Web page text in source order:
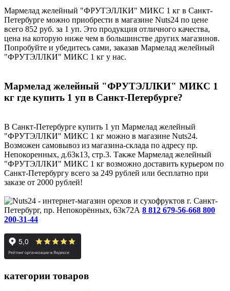
Мармелад желейный "ФРУТЭЛЛКИ" МИКС 1 кг в Санкт-
Петербурге можно приобрести в магазине Nuts24 по цене
всего 852 руб. за 1 уп. Это продукция отличного качества,
цена на которую ниже чем в большинстве других магазинов.
Попробуйте и убедитесь сами, заказав Мармелад желейный
"ФРУТЭЛЛКИ" МИКС 1 кг у нас.
Мармелад желейный "ФРУТЭЛЛКИ" МИКС 1
кг где купить 1 уп в Санкт-Петербурге?
В Санкт-Петербурге купить 1 уп Мармелад желейный
"ФРУТЭЛЛКИ" МИКС 1 кг можно в магазине Nuts24.
Возможен самовывоз из магазина-склада по адресу пр.
Непокоренных, д.63к13, стр.3. Также Мармелад желейный
"ФРУТЭЛЛКИ" МИКС 1 кг возможно доставить курьером по
Санкт-Петербургу всего за 249 рублей или бесплатно при
заказе от 2000 рублей!
г. Санкт-
Петербург, пр. Непокорённых, 63к72А 8 812 679-56-668 800
200-31-44
категории товаров